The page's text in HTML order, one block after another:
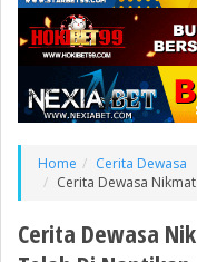
Home
Cerita Dewasa
Cerita Dewasa
Cerita Dewasa